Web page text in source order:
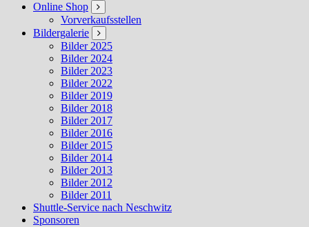
Online Shop
Vorverkaufsstellen
Bildergalerie
Bilder 2025
Bilder 2024
Bilder 2023
Bilder 2022
Bilder 2019
Bilder 2018
Bilder 2017
Bilder 2016
Bilder 2015
Bilder 2014
Bilder 2013
Bilder 2012
Bilder 2011
Shuttle-Service nach Neschwitz
Sponsoren